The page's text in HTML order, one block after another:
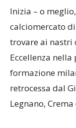
Inizia – o
calciomercato
trovare ai nastri
Eccellenza
formazione
retrocessa dal
Legnano,